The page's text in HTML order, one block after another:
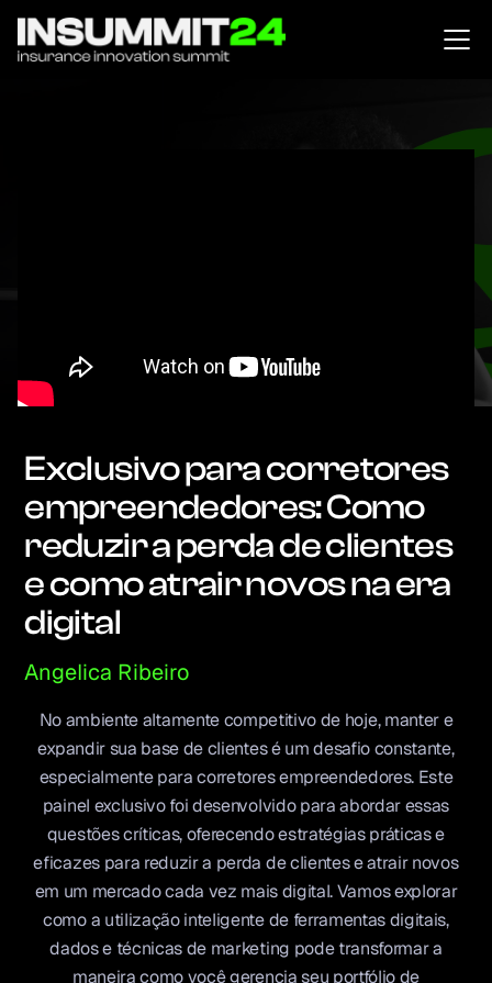
Exclusivo para corretores
empreendedores: Como
reduzir a perda de clientes
e como atrair novos na era
digital
Angelica Ribeiro
No ambiente altamente competitivo de hoje, manter e
expandir sua base de clientes é um desafio constante,
especialmente para corretores empreendedores. Este
painel exclusivo foi desenvolvido para abordar essas
questões críticas, oferecendo estratégias práticas e
eficazes para reduzir a perda de clientes e atrair novos
em um mercado cada vez mais digital. Vamos explorar
como a utilização inteligente de ferramentas digitais,
dados e técnicas de marketing pode transformar a
maneira como você gerencia seu portfólio de